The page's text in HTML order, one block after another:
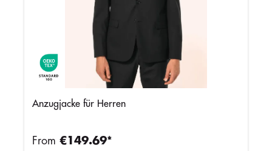
Anzugjacke für Herren
From €149.69*